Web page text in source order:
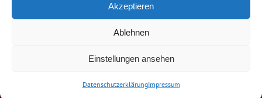
Akzeptieren
Ablehnen
Einstellungen ansehen
DatenschutzerklärungImpressum
Instagram
Grafikburo All Rights Reserved